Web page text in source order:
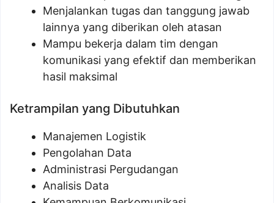
Menjalankan tugas dan tanggung jawab
lainnya yang diberikan oleh atasan
Mampu bekerja dalam tim dengan
komunikasi yang efektif dan memberikan
hasil maksimal
Ketrampilan yang Dibutuhkan
Manajemen Logistik
Pengolahan Data
Administrasi Pergudangan
Analisis Data